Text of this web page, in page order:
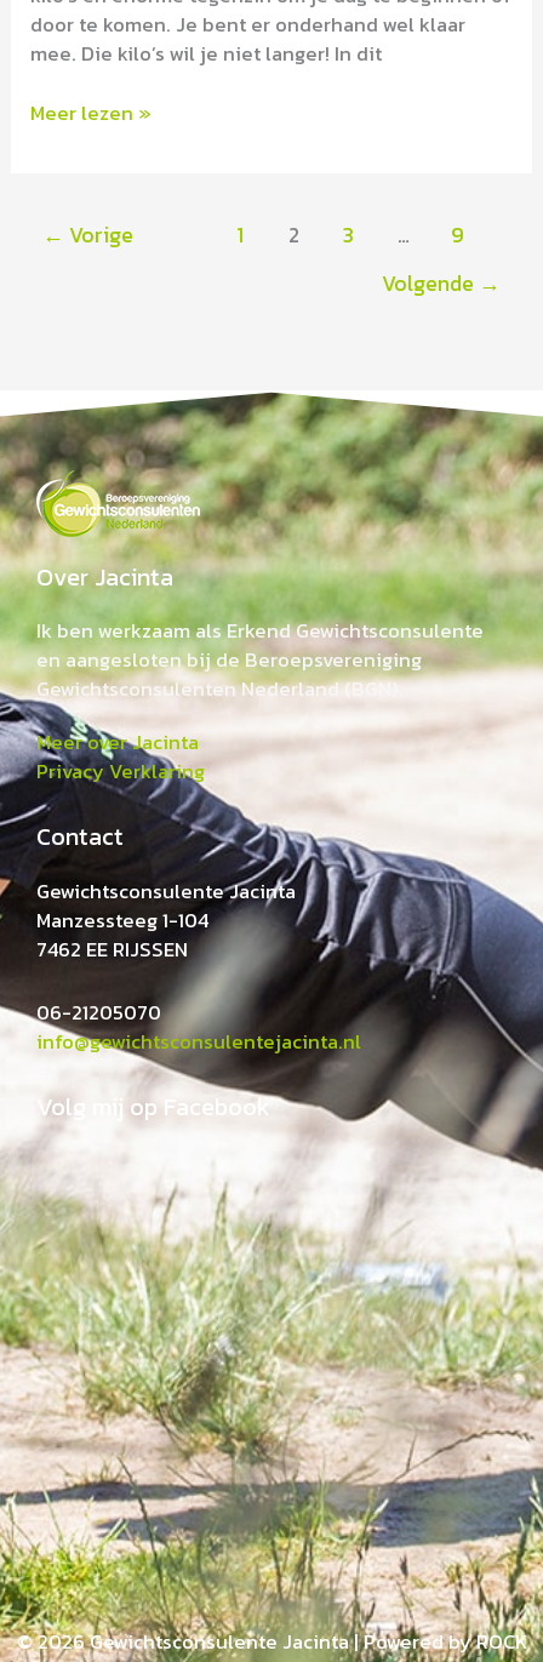
door te komen. Je bent er onderhand wel klaar
mee. Die kilo’s wil je niet langer! In dit
Meer lezen »
← Vorige 1 2 3 …
9
Volgende →
Over Jacinta
Ik ben werkzaam als Erkend Gewichtsconsulente
en aangesloten bij de Beroepsvereniging
Gewichtsconsulenten Nederland (BGN).
Meer over Jacinta
Privacy Verklaring
Contact
Gewichtsconsulente Jacinta
Manzessteeg 1-104
7462 EE RIJSSEN
06-21205070
info@gewichtsconsulentejacinta.nl
Volg mij op Facebook
© 2026 Gewichtsconsulente Jacinta | Powered by ROCK